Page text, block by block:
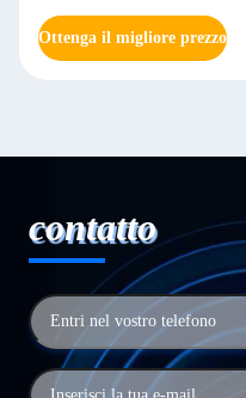
Ottenga il migliore prezzo
contatto